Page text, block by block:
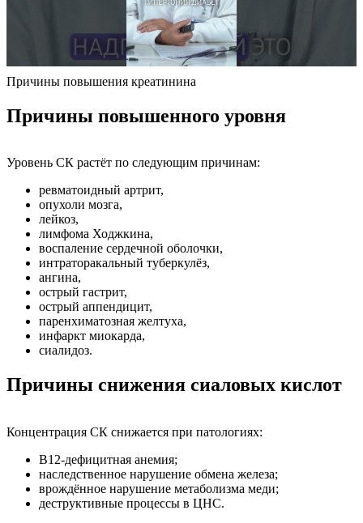
Причины повышения креатинина
Причины повышенного уровня
Уровень СК растёт по следующим причинам:
ревматоидный артрит,
опухоли мозга,
лейкоз,
лимфома Ходжкина,
воспаление сердечной оболочки,
интраторакальный туберкулёз,
ангина,
острый гастрит,
острый аппендицит,
паренхиматозная желтуха,
инфаркт миокарда,
сиалидоз.
Причины снижения сиаловых кислот
Концентрация СК снижается при патологиях:
В12-дефицитная анемия;
наследственное нарушение обмена железа;
врождённое нарушение метаболизма меди;
деструктивные процессы в ЦНС.